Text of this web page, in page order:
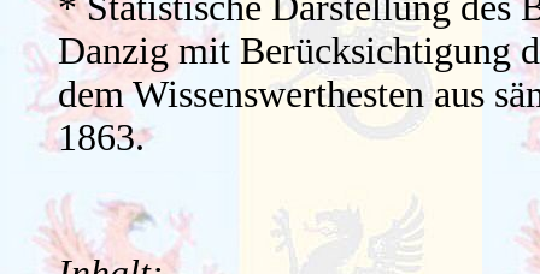
Danzig mit Berücksichtigung
dem Wissenswerthesten aus
1863.